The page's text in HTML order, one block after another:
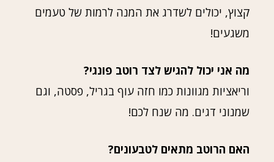
קצוץ, יכולים לשדרג את המנה לרמות של טעמים
משגעים!
מה אני יכול להגיש לצד רוטב פונגי?
וריאציות מגוונות כמו חזה עוף בגריל, פסטה, וגם
שמנוני דגים. מה שנח לכם!
האם הרוטב מתאים לטבעונים?